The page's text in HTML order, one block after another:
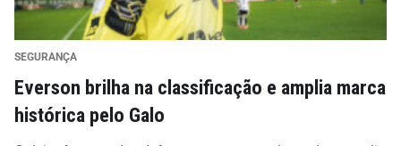
SEGURANÇA
Everson brilha na classificação e amplia marca
histórica pelo Galo